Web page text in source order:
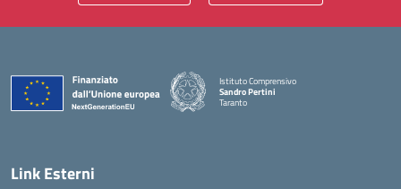
Istituto Comprensivo
Sandro Pertini
Taranto
Link Esterni